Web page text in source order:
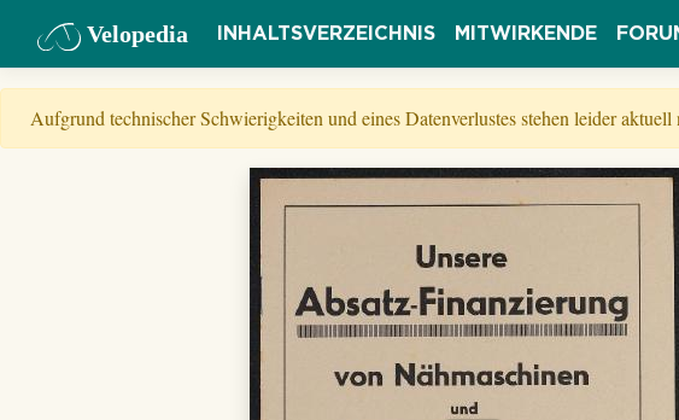
Velopedia INHALTSVERZEICHNIS MITWIRKENDE
Aufgrund technischer Schwierigkeiten und eines Datenverlustes stehen leider